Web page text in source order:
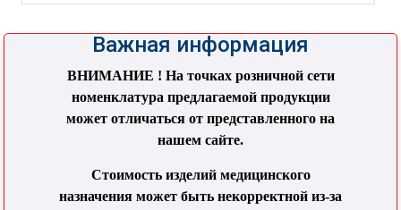
Важная информация
ВНИМАНИЕ ! На точках розничной сети
номенклатура предлагаемой продукции
может отличаться от представленного на
нашем сайте.
Стоимость изделий медицинского
назначения может быть некорректной из-за